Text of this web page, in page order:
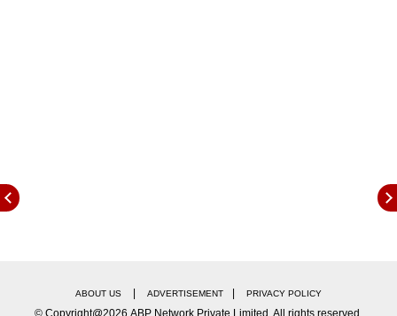
ABOUT US ADVERTISEMENT PRIVACY POLICY
© Copyright@2026.ABP Network Private Limited. All rights reserved.